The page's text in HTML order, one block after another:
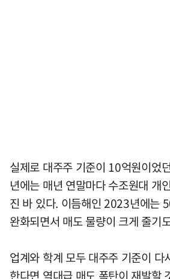
실제로 대주주 기준이 10억원이
년에는 매년 연말마다 수조원대 개
진 바 있다. 이듬해인 2023년에는
완화되면서 매도 물량이 크게 줄기
업계와 학계 모두 대주주 기준이 다
한다면 역대급 매도 폭탄이 재발할